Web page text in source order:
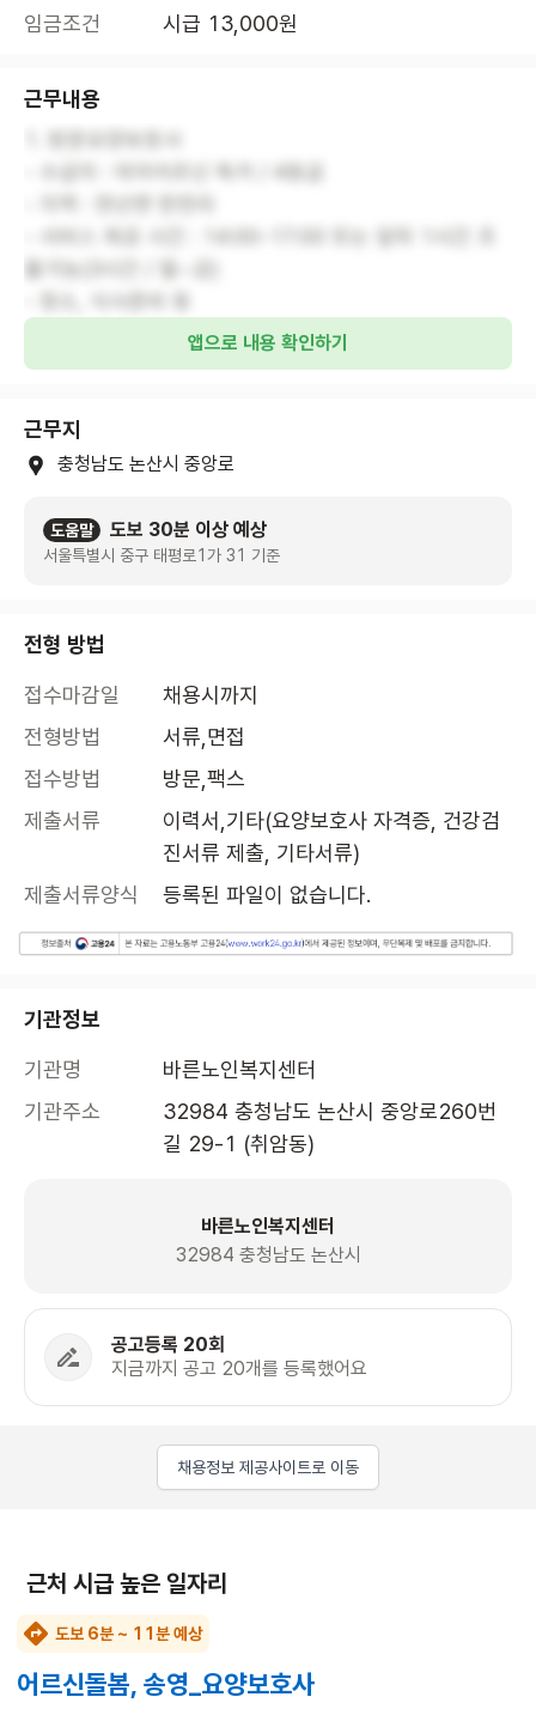
임금조건
시급 13,000원
근무내용
앱으로 내용 확인하기
근무지
충청남도 논산시 중앙로
도움말 도보 30분 이상 예상
서울특별시 중구 태평로1가 31 기준
전형 방법
접수마감일
채용시까지
전형방법
서류,면접
접수방법
방문,팩스
제출서류
이력서,기타(요양보호사 자격증, 건강검
진서류 제출, 기타서류)
제출서류양식
등록된 파일이 없습니다.
기관정보
기관명
바른노인복지센터
기관주소
32984 충청남도 논산시 중앙로260번
길 29-1 (취암동)
바른노인복지센터
32984 충청남도 논산시
공고등록 20회
지금까지 공고 20개를 등록했어요
채용정보 제공사이트로 이동
근처 시급 높은 일자리
도보 6분 ~ 11분 예상
어르신돌봄, 송영_요양보호사